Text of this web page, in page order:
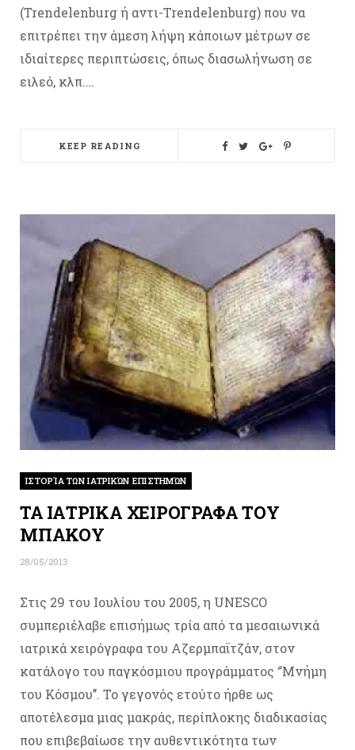
(Trendelenburg ή αντι-Trendelenburg) που να
επιτρέπει την άμεση λήψη κάποιων μέτρων σε
ιδιαίτερες περιπτώσεις, όπως διασωλήνωση σε
ειλεό, κλπ.…
KEEP READING
ΙΣΤΟΡΊΑ ΤΩΝ ΙΑΤΡΙΚΏΝ ΕΠΙΣΤΗΜΏΝ
ΤΑ ΙΑΤΡΙΚΑ ΧΕΙΡΟΓΡΑΦΑ ΤΟΥ
ΜΠΑΚΟΥ
28/05/2013
Στις 29 του Ιουλίου του 2005, η UNESCO
συμπεριέλαβε επισήμως τρία από τα μεσαιωνικά
ιατρικά χειρόγραφα του Αζερμπαϊτζάν, στον
κατάλογο του παγκόσμιου προγράμματος ‘’Μνήμη
του Κόσμου’’. Το γεγονός ετούτο ήρθε ως
αποτέλεσμα μιας μακράς, περίπλοκης διαδικασίας
που επιβεβαίωσε την αυθεντικότητα των